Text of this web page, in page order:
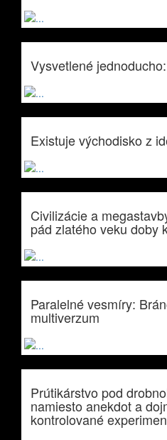
Vysvetlené
Existuje východisko z
Civilizácie a
pád zlatého veku doby
Paralelné vesmíry:
multiverzum
Prútikárstvo pod
namiesto anekdot a
kontrolované